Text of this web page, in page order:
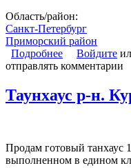
Область/район:
Санкт-Петербург
Приморский район
Подробнее о Войдите
отправлять комментарии
Таунхаус р-н.
Продам готовый танхаус
выполненном в едином